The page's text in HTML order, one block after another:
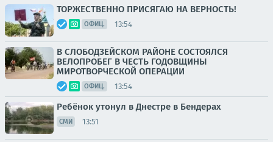
ТОРЖЕСТВЕННО ПРИСЯГАЮ НА ВЕРНОСТЬ!
ОФИЦ. 13:54
В СЛОБОДЗЕЙСКОМ РАЙОНЕ СОСТОЯЛСЯ
ВЕЛОПРОБЕГ В ЧЕСТЬ ГОДОВЩИНЫ
МИРОТВОРЧЕСКОЙ ОПЕРАЦИИ
ОФИЦ. 13:54
Ребёнок утонул в Днестре в Бендерах
СМИ 13:51